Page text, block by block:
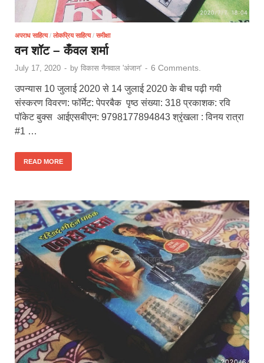
अपराध साहित्य/ लोकप्रिय साहित्य/ समीक्षा
वन शॉट – कँवल शर्मा
July 17, 2020 - by विकास नैनवाल 'अंजान' - 6 Comments.
उपन्यास 10 जुलाई 2020 से 14 जुलाई 2020 के बीच पढ़ी गयी
संस्करण विवरण: फॉर्मेट: पेपरबैक पृष्ठ संख्या: 318 प्रकाशक: रवि
पॉकेट बुक्स आईएसबीएन: 9798177894843 श्रृंखला : विनय रात्रा
#1 …
READ MORE